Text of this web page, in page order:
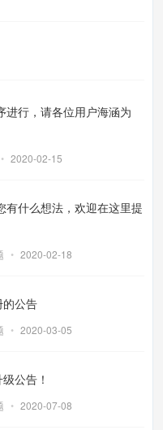
进行，请各位用户海涵为
• 2020-02-15
有什么想法，欢迎在这里提
• 2020-02-18
的公告
• 2020-03-05
公告！
• 2020-07-08